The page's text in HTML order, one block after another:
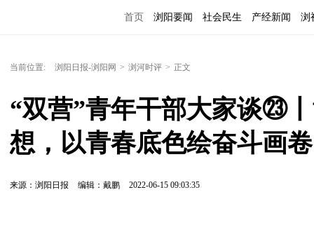
首页 浏阳要闻 社会民生 产经新闻 浏
当前位置: 浏阳日报-浏阳网 > 浏河时评 > 正文
“双营”青年干部大家谈㉓
想，以青春底色绘奋斗画卷
来源：浏阳日报 编辑：戴鹏 2022-06-15 09:03:35